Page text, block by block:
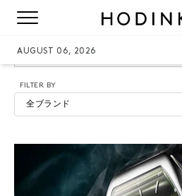
AUGUST 06, 2026
FRANCK-
FILTER BY
全ブランド